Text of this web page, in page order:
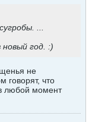
...
год. :)
не
говорят, что
любой момент